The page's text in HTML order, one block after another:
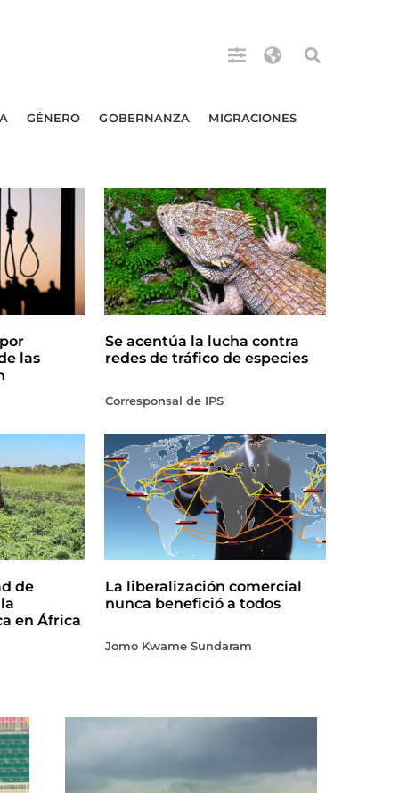
GÉNERO GOBERNANZA MIGRACIONES
las
Se acentúa la lucha contra
redes de tráfico de especies
Corresponsal de IPS
de
en África
La liberalización comercial
nunca benefició a todos
Jomo Kwame Sundaram